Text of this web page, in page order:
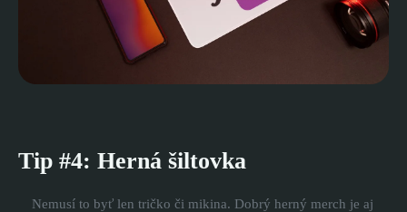
Tip #4: Herná šiltovka
Nemusí to byť len tričko či mikina. Dobrý herný merch je aj